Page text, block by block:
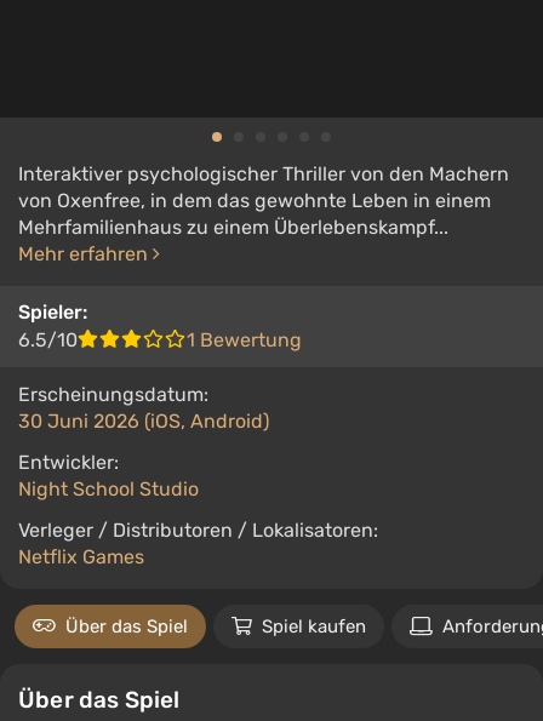
Interaktiver psychologischer Thriller von den Machern
von Oxenfree, in dem das gewohnte Leben in einem
Mehrfamilienhaus zu einem Überlebenskampf...
Mehr erfahren
Spieler:
6.5/10
1 Bewertung
Erscheinungsdatum:
30 Juni 2026 (iOS, Android)
Entwickler:
Night School Studio
Verleger / Distributoren / Lokalisatoren:
Netflix Games
Über das Spiel Spiel kaufen
Über das Spiel